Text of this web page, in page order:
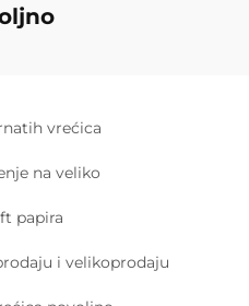
vrećica
na veliko
papira
i velikoprodaju